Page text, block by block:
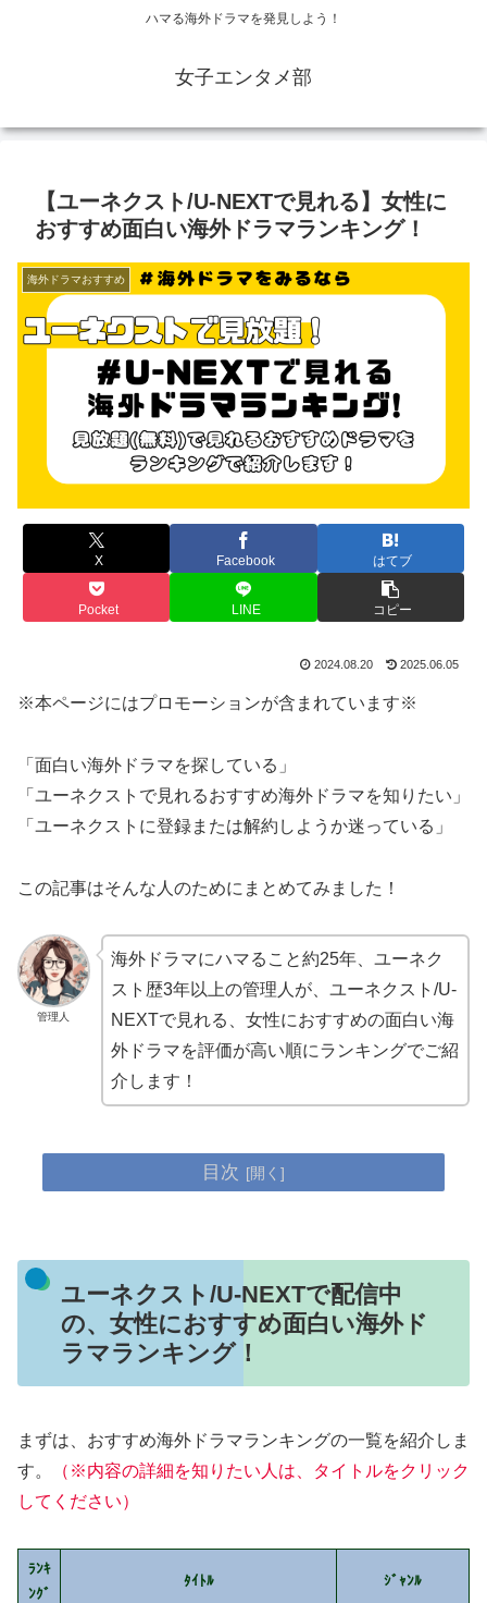
ハマる海外ドラマを発見しよう！
女子エンタメ部
【ユーネクスト/U-NEXTで見れる】女性に
おすすめ面白い海外ドラマランキング！
海外ドラマおすすめ
X Facebook はてブ
Pocket LINE コピー
2024.08.20 2025.06.05
※本ページにはプロモーションが含まれています※
「面白い海外ドラマを探している」
「ユーネクストで見れるおすすめ海外ドラマを知りたい」
「ユーネクストに登録または解約しようか迷っている」
この記事はそんな人のためにまとめてみました！
管理人
海外ドラマにハマること約25年、ユーネク
スト歴3年以上の管理人が、ユーネクスト/U-
NEXTで見れる、女性におすすめの面白い海
外ドラマを評価が高い順にランキングでご紹
介します！
目次
ユーネクスト/U-NEXTで配信中
の、女性におすすめ面白い海外ド
ラマランキング！
まずは、おすすめ海外ドラマランキングの一覧を紹介しま
す。
（※内容の詳細を知りたい人は、タイトルをクリック
してください）
ﾗﾝｷ
ﾝｸﾞ
ﾀｲﾄﾙ ｼﾞｬﾝﾙ